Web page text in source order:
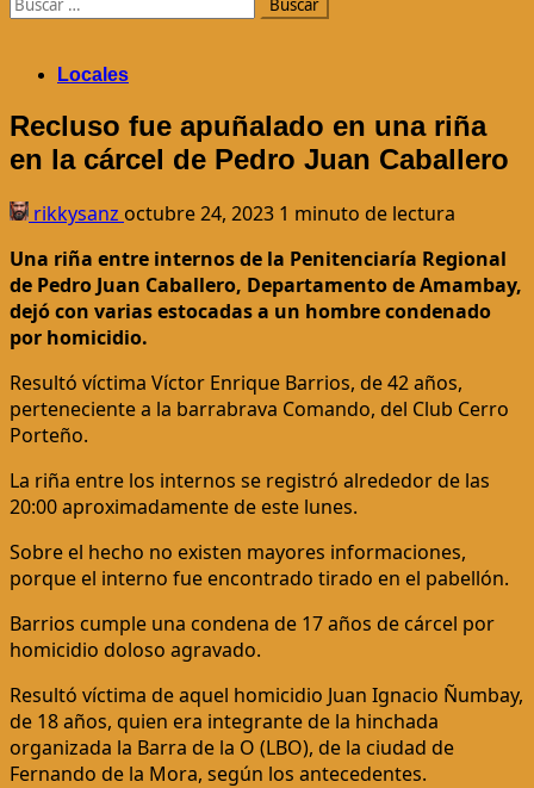
Locales
Recluso fue apuñalado en una riña
en la cárcel de Pedro Juan Caballero
rikkysanz octubre 24, 2023 1 minuto de lectura
Una riña entre internos de la Penitenciaría Regional
de Pedro Juan Caballero, Departamento de Amambay,
dejó con varias estocadas a un hombre condenado
por homicidio.
Resultó víctima Víctor Enrique Barrios, de 42 años,
perteneciente a la barrabrava Comando, del Club Cerro
Porteño.
La riña entre los internos se registró alrededor de las
20:00 aproximadamente de este lunes.
Sobre el hecho no existen mayores informaciones,
porque el interno fue encontrado tirado en el pabellón.
Barrios cumple una condena de 17 años de cárcel por
homicidio doloso agravado.
Resultó víctima de aquel homicidio Juan Ignacio Ñumbay,
de 18 años, quien era integrante de la hinchada
organizada la Barra de la O (LBO), de la ciudad de
Fernando de la Mora, según los antecedentes.